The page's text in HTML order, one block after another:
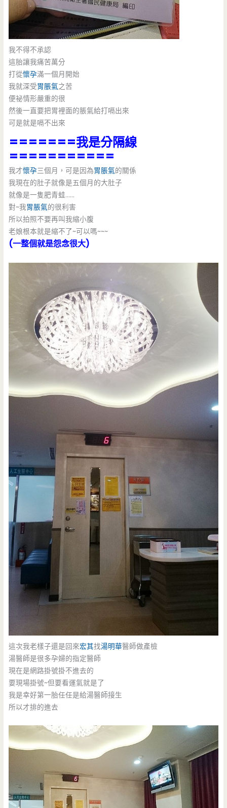
我不得不承認
這胎讓我痛苦萬分
打從懷孕滿一個月開始
我就深受胃脹氣之苦
便祕情形嚴重的很
然後一直要把胃裡面的脹氣給打嗝出來
可是就是嗝不出來
=======我是分隔線
===========
我才懷孕三個月，可是因為胃脹氣的關係
我現在的肚子就像是五個月的大肚子
就像是一隻肥青蛙……
對~我胃脹氣的很利害
所以拍照不要再叫我縮小腹
老娘根本就是縮不了~可以嗎~~~
(一整個就是怨念很大)
這次我老樣子還是回來宏其找湯明華醫師做產檢
湯醫師是很多孕婦的指定醫師
現在是網路掛號掛不進去的
要現場掛號~但要看運氣就是了
我是幸好第一胎任任是給湯醫師接生
所以才排的進去